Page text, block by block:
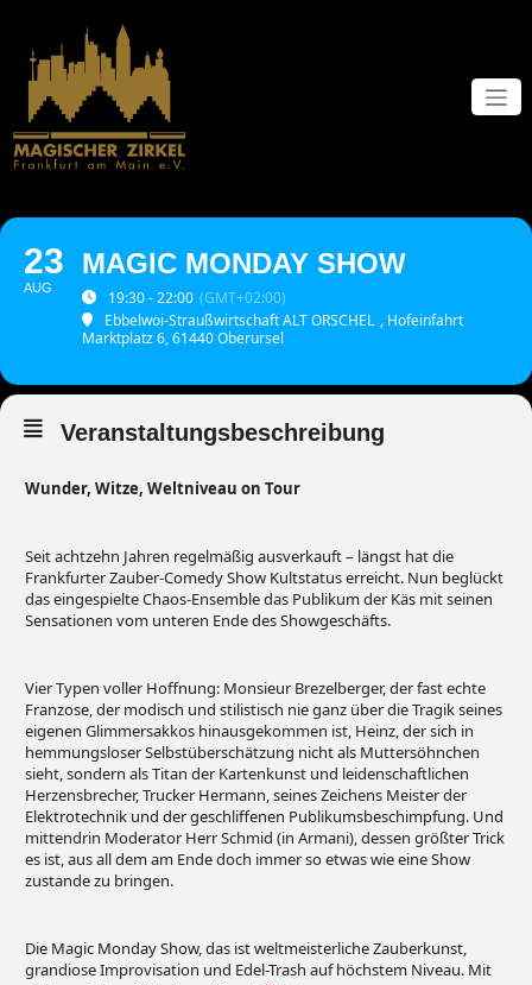
springen
23
AUG
MAGIC MONDAY SHOW
19:30 - 22:00 (GMT+02:00)
Ebbelwoi-Straußwirtschaft ALT ORSCHEL , Hofeinfahrt
Marktplatz 6, 61440 Oberursel
Veranstaltungsbeschreibung
Wunder, Witze, Weltniveau on Tour
Seit achtzehn Jahren regelmäßig ausverkauft – längst hat die
Frankfurter Zauber-Comedy Show Kultstatus erreicht. Nun beglückt
das eingespielte Chaos-Ensemble das Publikum der Käs mit seinen
Sensationen vom unteren Ende des Showgeschäfts.
Vier Typen voller Hoffnung: Monsieur Brezelberger, der fast echte
Franzose, der modisch und stilistisch nie ganz über die Tragik seines
eigenen Glimmersakkos hinausgekommen ist, Heinz, der sich in
hemmungsloser Selbstüberschätzung nicht als Muttersöhnchen
sieht, sondern als Titan der Kartenkunst und leidenschaftlichen
Herzensbrecher, Trucker Hermann, seines Zeichens Meister der
Elektrotechnik und der geschliffenen Publikumsbeschimpfung. Und
mittendrin Moderator Herr Schmid (in Armani), dessen größter Trick
es ist, aus all dem am Ende doch immer so etwas wie eine Show
zustande zu bringen.
Die Magic Monday Show, das ist weltmeisterliche Zauberkunst,
grandiose Improvisation und Edel-Trash auf höchstem Niveau. Mit